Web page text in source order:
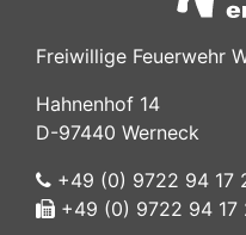
Freiwillige Feuerwehr
Hahnenhof 14
D-97440 Werneck
+49 (0) 9722 94 17
+49 (0) 9722 94 17